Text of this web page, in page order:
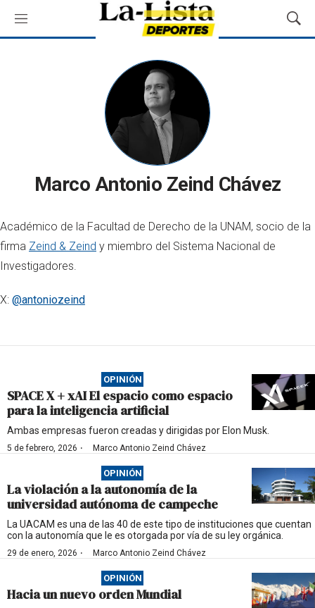
M
e
M
o
a
Marco Antonio Zeind Chávez
Académico de la Facultad de Derecho de la UNAM, socio de la
firma Zeind & Zeind y miembro del Sistema Nacional de
Investigadores.
X: @antoniozeind
OPINIÓN
SPACE X + xAI El espacio como espacio
para la inteligencia artificial
Ambas empresas fueron creadas y dirigidas por Elon Musk.
5 de febrero, 2026 · Marco Antonio Zeind Chávez
OPINIÓN
La violación a la autonomía de la
universidad autónoma de campeche
La UACAM es una de las 40 de este tipo de instituciones que cuentan
con la autonomía que le es otorgada por vía de su ley orgánica.
29 de enero, 2026 · Marco Antonio Zeind Chávez
OPINIÓN
Hacia un nuevo orden Mundial